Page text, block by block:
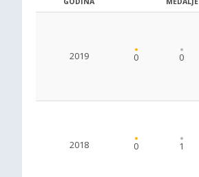
2019 0 0
2018 0 1